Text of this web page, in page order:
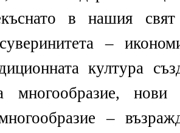
в нашия свят
–
култура
многообразие,
–